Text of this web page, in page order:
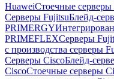
HuaweiСтоечные серверы
Серверы FujitsuБлейд-
PRIMERGY
PRIMEFLEXСерверы
с производства серверы
Серверы CiscoБлейд-
CiscoСтоечные серверы